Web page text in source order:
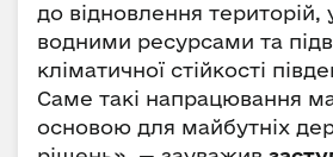
до відновлення територій,
водними ресурсами та
кліматичної стійкості
Саме такі напрацювання
основою для майбутніх